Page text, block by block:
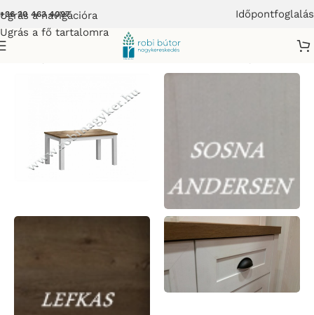
Ugrás a navigációra
Ugrás a fő tartalomra
+36 20 463 4097 Időpontfoglalás
PROVANSJA Elemes szekrénysor-Bútor